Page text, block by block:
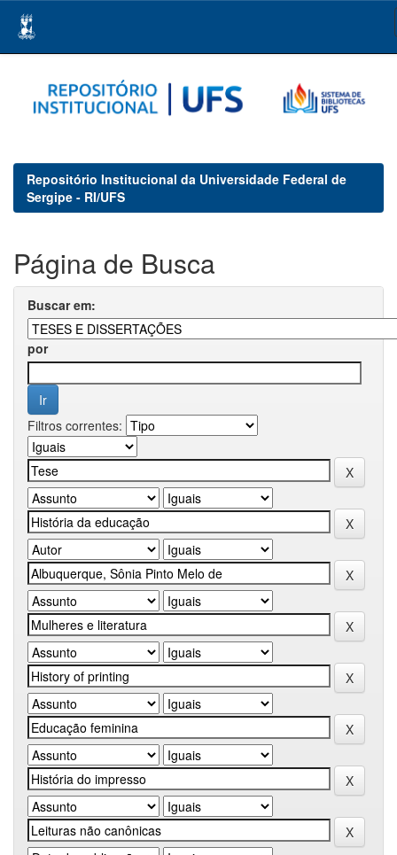
navigation
Repositório Institucional da Universidade Federal de
Sergipe - RI/UFS
Página de Busca
Buscar em:
por
Filtros correntes: